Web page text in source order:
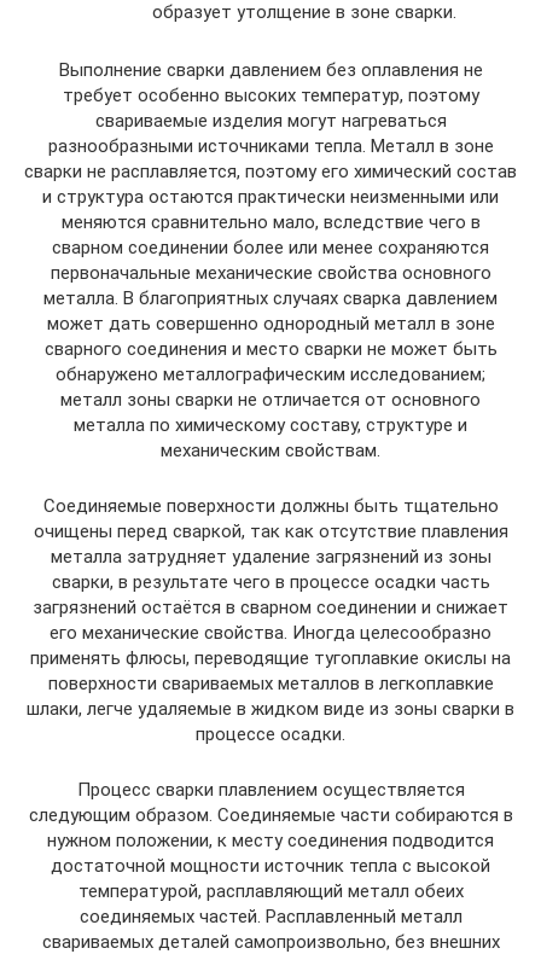
образует утолщение в зоне сварки.
Выполнение сварки давлением без оплавления не
требует особенно высоких температур, поэтому
свариваемые изделия могут нагреваться
разнообразными источниками тепла. Металл в зоне
сварки не расплавляется, поэтому его химический состав
и структура остаются практически неизменными или
меняются сравнительно мало, вследствие чего в
сварном соединении более или менее сохраняются
первоначальные механические свойства основного
металла. В благоприятных случаях сварка давлением
может дать совершенно однородный металл в зоне
сварного соединения и место сварки не может быть
обнаружено металлографическим исследованием;
металл зоны сварки не отличается от основного
металла по химическому составу, структуре и
механическим свойствам.
Соединяемые поверхности должны быть тщательно
очищены перед сваркой, так как отсутствие плавления
металла затрудняет удаление загрязнений из зоны
сварки, в результате чего в процессе осадки часть
загрязнений остаётся в сварном соединении и снижает
его механические свойства. Иногда целесообразно
применять флюсы, переводящие тугоплавкие окислы на
поверхности свариваемых металлов в легкоплавкие
шлаки, легче удаляемые в жидком виде из зоны сварки в
процессе осадки.
Процесс сварки плавлением осуществляется
следующим образом. Соединяемые части собираются в
нужном положении, к месту соединения подводится
достаточной мощности источник тепла с высокой
температурой, расплавляющий металл обеих
соединяемых частей. Расплавленный металл
свариваемых деталей самопроизвольно, без внешних